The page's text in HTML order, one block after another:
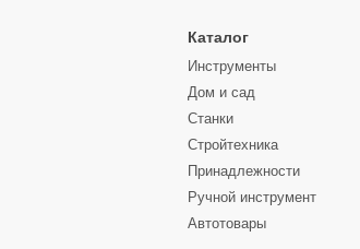
Каталог
Инструменты
Дом и сад
Станки
Стройтехника
Принадлежности
Ручной инструмент
Автотовары